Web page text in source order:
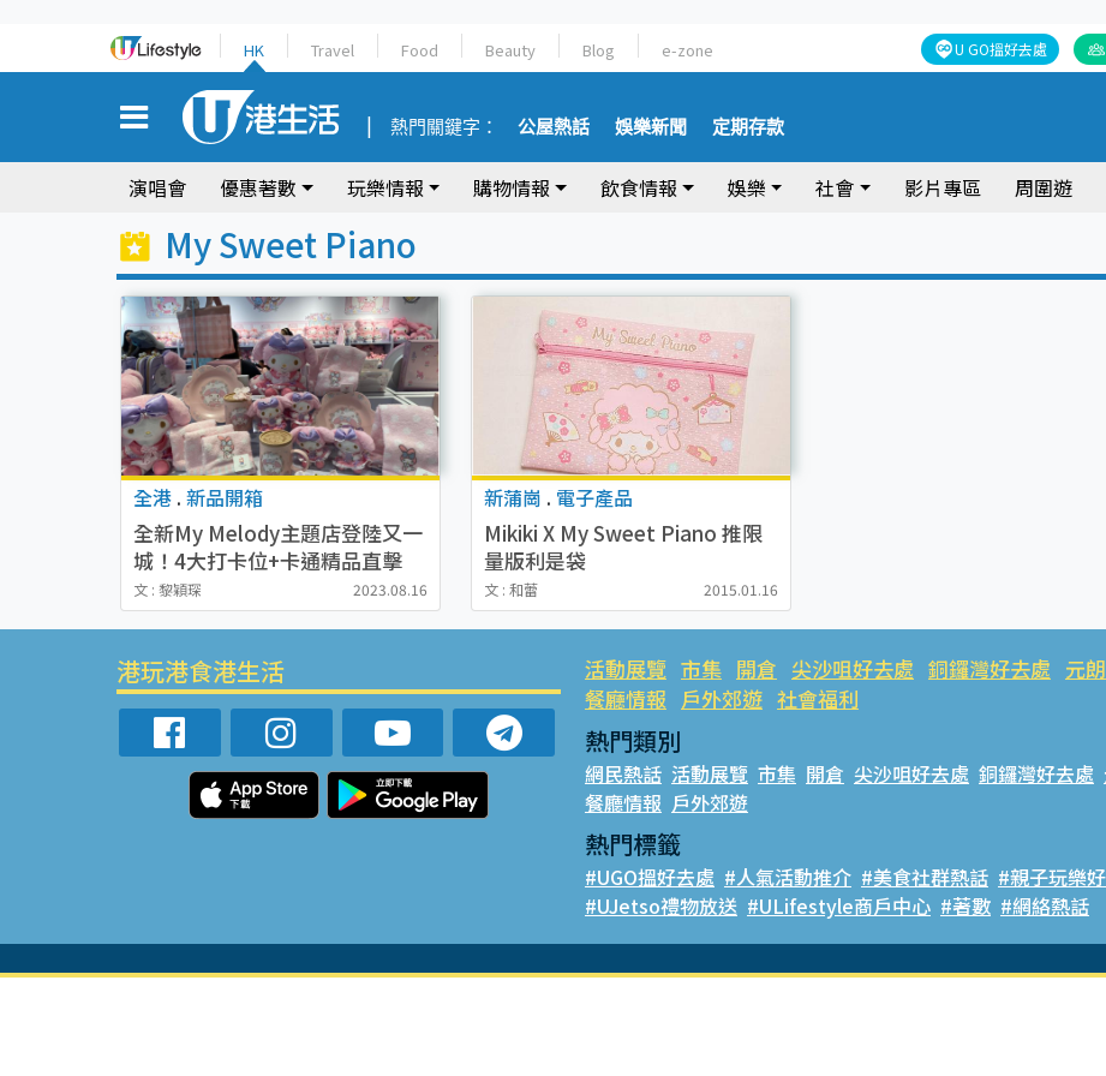
HK Travel Food Beauty Blog e-zone U GO搵好去處
熱門關鍵字： 公屋熱話 娛樂新聞 定期存款
演唱會 優惠著數 玩樂情報 購物情報 飲食情報 娛樂 社會 影片專區 周圍遊
My Sweet Piano
全港 . 新品開箱
全新My Melody主題店登陸又一
城！4大打卡位+卡通精品直擊
文 : 黎穎琛 2023.08.16
新蒲崗 . 電子產品
Mikiki X My Sweet Piano 推限
量版利是袋
文 : 和蕾 2015.01.16
港玩港食港生活 活動展覽 市集 開倉 尖沙咀好去處 銅鑼灣好去處 元
餐廳情報 戶外郊遊 社會福利
熱門類別
網民熱話 活動展覽 市集 開倉 尖沙咀好去處 銅鑼灣好去處
餐廳情報 戶外郊遊
熱門標籤
#UGO搵好去處 #人氣活動推介 #美食社群熱話 #親子玩樂
#UJetso禮物放送 #ULifestyle商戶中心 #著數 #網絡熱話